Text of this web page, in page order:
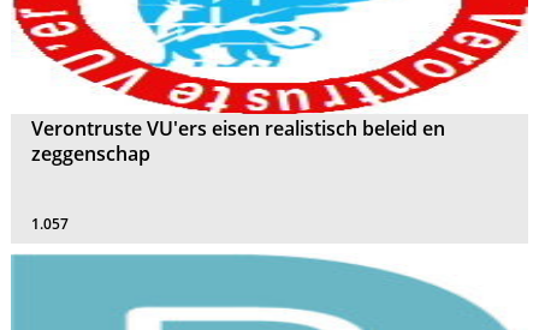
Verontruste VU'ers eisen realistisch beleid en
zeggenschap
1.057